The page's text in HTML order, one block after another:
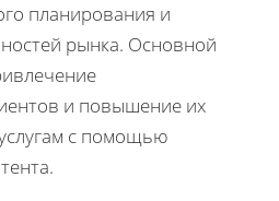
планирования и
рынка. Основной
и повышение их
с помощью